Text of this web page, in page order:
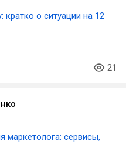
кратко о ситуации на 12
21
маркетолога: сервисы,